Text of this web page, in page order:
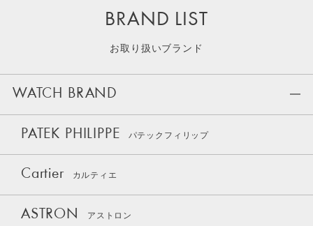
BRAND LIST
お取り扱いブランド
WATCH BRAND
PATEK PHILIPPE パテックフィリップ
Cartier カルティエ
ASTRON アストロン